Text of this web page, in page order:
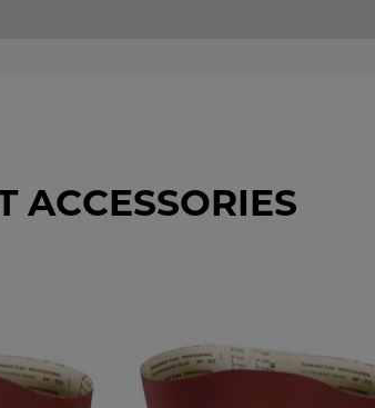
ACCESSORIES